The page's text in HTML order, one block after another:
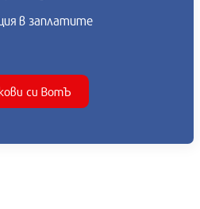
в заплатите
си ВотЪ